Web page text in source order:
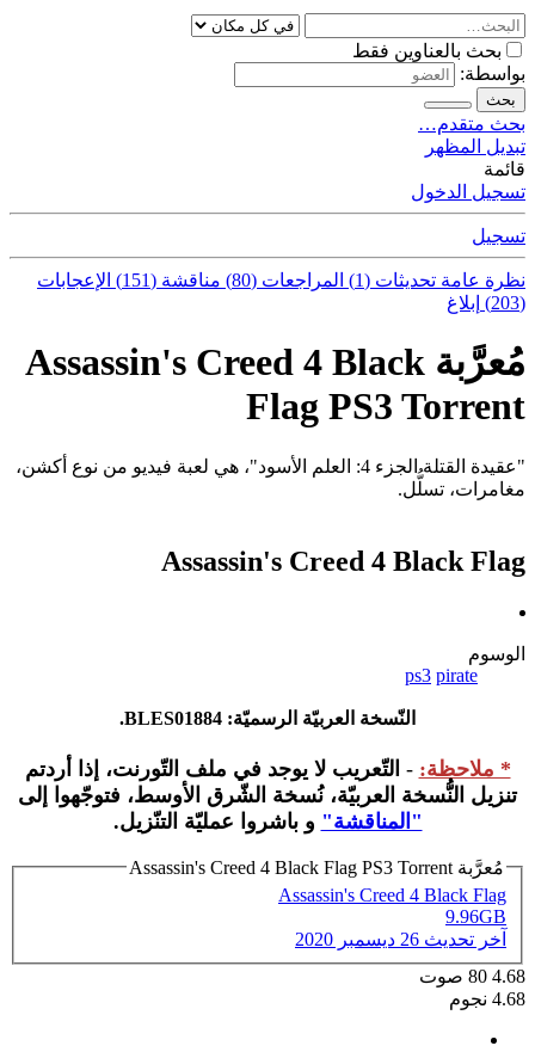
بحث بالعناوين فقط
بواسطة:
بحث
بحث متقدم…
تبديل المظهر
قائمة
تسجيل الدخول
تسجيل
نظرة عامة تحديثات (1) المراجعات (80) مناقشة (151)
الإعجابات
(203)
إبلاغ
مُعرَّبة Assassin's Creed 4 Black
Flag PS3 Torrent
"عقيدة القتلة الجزء 4: العلم الأسود"، هي لعبة فيديو من نوع أكشن،
مغامرات، تسلُّل.
Assassin's Creed 4 Black Flag
الوسوم
pirate
ps3
النّسخة العربيّة الرسميّة: BLES01884.
* ملاحظة: - التّعريب لا يوجد في ملف التّورنت، إذا أردتم
تنزيل النُّسخة العربيّة، نُسخة الشّرق الأوسط، فتوجّهوا إلى
"المناقشة" و باشروا عمليّة التنّزيل.
مُعرَّبة Assassin's Creed 4 Black Flag PS3 Torrent
Assassin's Creed 4 Black Flag
9.96GB
آخر تحديث 26 ديسمبر 2020
4.68
80 صوت
4.68 نجوم